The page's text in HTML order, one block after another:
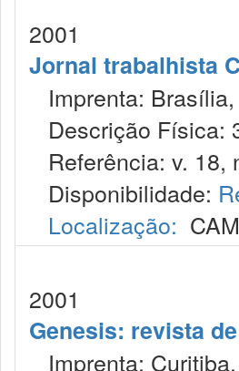
2001
Jornal trabalhista
Imprenta:
Descrição Física:
Referência: v. 18,
Disponibilidade:
Localização: CAM
2001
Genesis: revista
Imprenta: